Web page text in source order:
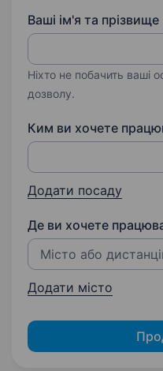
Ваші ім'я та прізвище
Ніхто не побачить ваші
дозволу.
Ким ви хочете
Додати посаду
Де ви хочете
Додати місто